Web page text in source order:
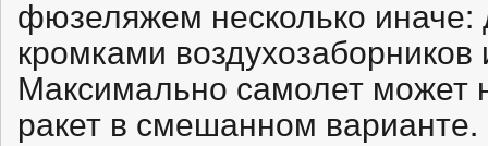
фюзеляжем несколько иначе:
кромками
Максимально самолет может
ракет в смешанном варианте.